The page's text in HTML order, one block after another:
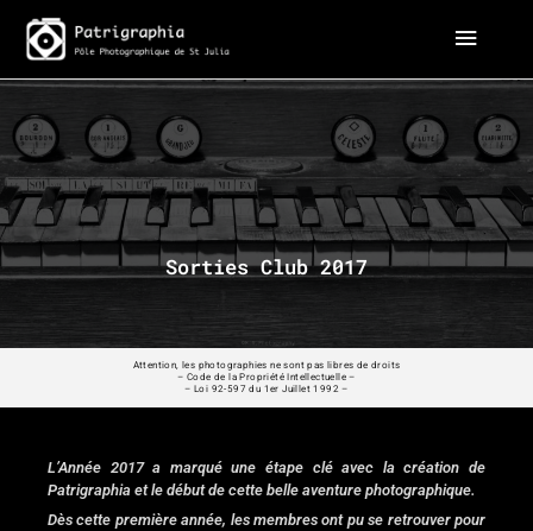
contenu
Menu
Sorties Club 2017
Attention, les photographies ne sont pas libres de droits
– Code de la Propriété Intellectuelle –
– Loi 92-597 du 1er Juillet 1992 –
L’Année 2017 a marqué une étape clé avec la création de
Patrigraphia et le début de cette belle aventure photographique.
Dès cette première année, les membres ont pu se retrouver pour